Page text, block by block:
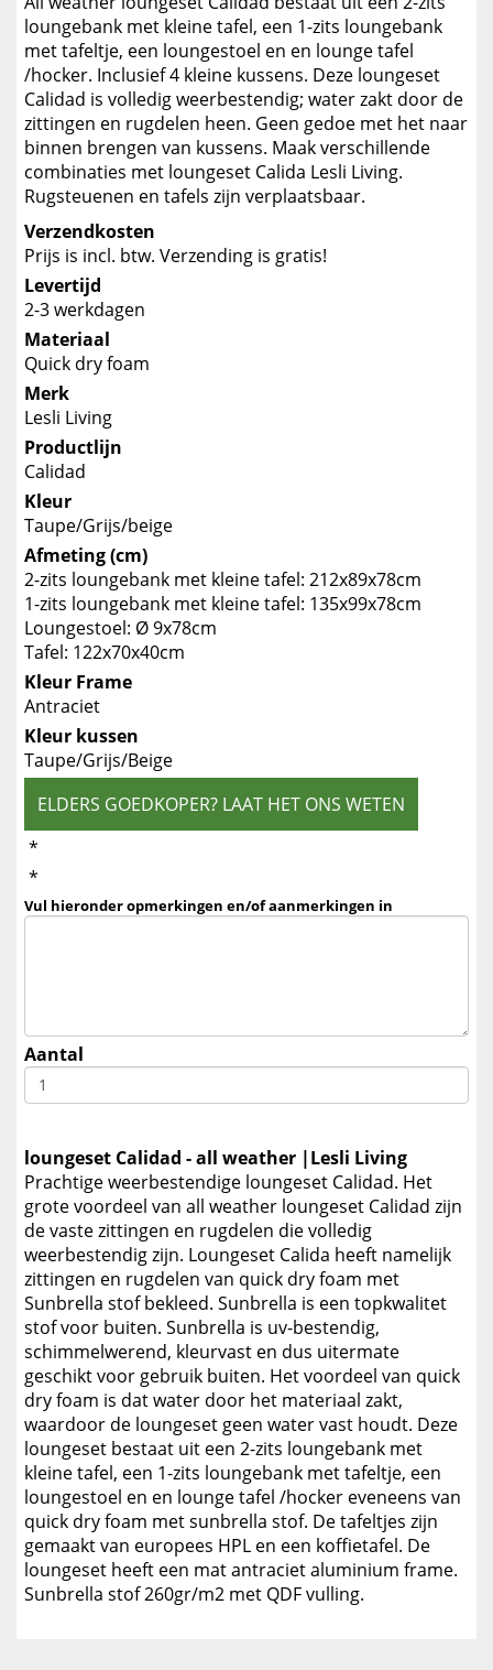
loungebank met kleine tafel, een 1-zits loungebank
met tafeltje, een loungestoel en en lounge tafel
/hocker. Inclusief 4 kleine kussens. Deze loungeset
Calidad is volledig weerbestendig; water zakt door de
zittingen en rugdelen heen. Geen gedoe met het naar
binnen brengen van kussens. Maak verschillende
combinaties met loungeset Calida Lesli Living.
Rugsteuenen en tafels zijn verplaatsbaar.
Verzendkosten
Prijs is incl. btw. Verzending is gratis!
Levertijd
2-3 werkdagen
Materiaal
Quick dry foam
Merk
Lesli Living
Productlijn
Calidad
Kleur
Taupe/Grijs/beige
Afmeting (cm)
2-zits loungebank met kleine tafel: 212x89x78cm
1-zits loungebank met kleine tafel: 135x99x78cm
Loungestoel: Ø 9x78cm
Tafel: 122x70x40cm
Kleur Frame
Antraciet
Kleur kussen
Taupe/Grijs/Beige
ELDERS GOEDKOPER? LAAT HET ONS WETEN
*
*
Vul hieronder opmerkingen en/of aanmerkingen in
Aantal
loungeset Calidad - all weather |Lesli Living
Prachtige weerbestendige loungeset Calidad. Het
grote voordeel van all weather loungeset Calidad zijn
de vaste zittingen en rugdelen die volledig
weerbestendig zijn. Loungeset Calida heeft namelijk
zittingen en rugdelen van quick dry foam met
Sunbrella stof bekleed. Sunbrella is een topkwalitet
stof voor buiten. Sunbrella is uv-bestendig,
schimmelwerend, kleurvast en dus uitermate
geschikt voor gebruik buiten. Het voordeel van quick
dry foam is dat water door het materiaal zakt,
waardoor de loungeset geen water vast houdt. Deze
loungeset bestaat uit een 2-zits loungebank met
kleine tafel, een 1-zits loungebank met tafeltje, een
loungestoel en en lounge tafel /hocker eveneens van
quick dry foam met sunbrella stof. De tafeltjes zijn
gemaakt van europees HPL en een koffietafel. De
loungeset heeft een mat antraciet aluminium frame.
Sunbrella stof 260gr/m2 met QDF vulling.